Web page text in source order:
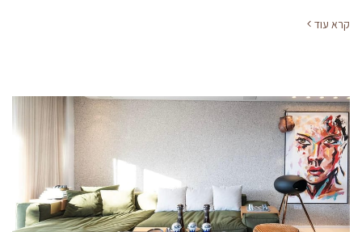
קרא עוד